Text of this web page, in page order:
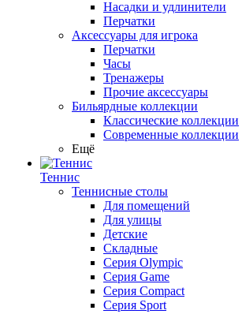
Насадки и удлинители
Перчатки
Аксессуары для игрока
Перчатки
Часы
Тренажеры
Прочие аксессуары
Бильярдные коллекции
Классические коллекции
Современные коллекции
Ещё
Теннис
Теннисные столы
Для помещений
Для улицы
Детские
Складные
Серия Olympic
Серия Game
Серия Compact
Серия Sport